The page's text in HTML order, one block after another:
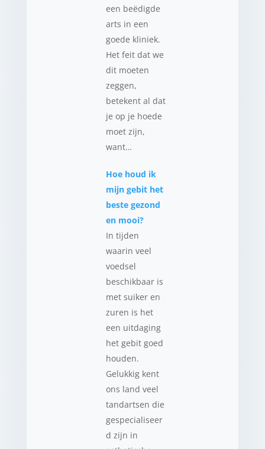
een beëdigde
arts in een
goede kliniek.
Het feit dat we
dit moeten
zeggen,
betekent al dat
je op je hoede
moet zijn,
want…
Hoe houd ik
mijn gebit het
beste gezond
en mooi?
In tijden
waarin veel
voedsel
beschikbaar is
met suiker en
zuren is het
een uitdaging
het gebit goed
houden.
Gelukkig kent
ons land veel
tandartsen die
gespecialiseer
d zijn in